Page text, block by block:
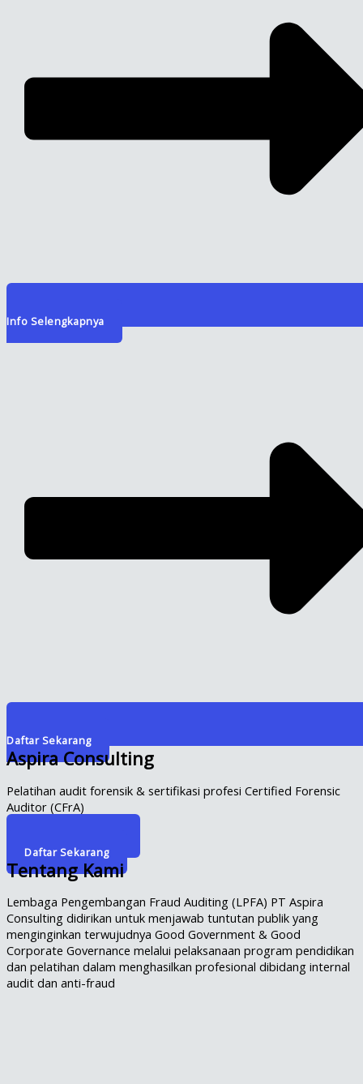
Info Selengkapnya
Daftar Sekarang
Aspira Consulting
Pelatihan audit forensik & sertifikasi profesi Certified Forensic
Auditor (CFrA)
Daftar Sekarang
Tentang Kami
Lembaga Pengembangan Fraud Auditing (LPFA) PT Aspira
Consulting didirikan untuk menjawab tuntutan publik yang
menginginkan terwujudnya Good Government & Good
Corporate Governance melalui pelaksanaan program pendidikan
dan pelatihan dalam menghasilkan profesional dibidang internal
audit dan anti-fraud